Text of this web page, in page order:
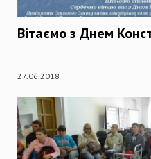
Вітаємо з Днем
27.06.2018